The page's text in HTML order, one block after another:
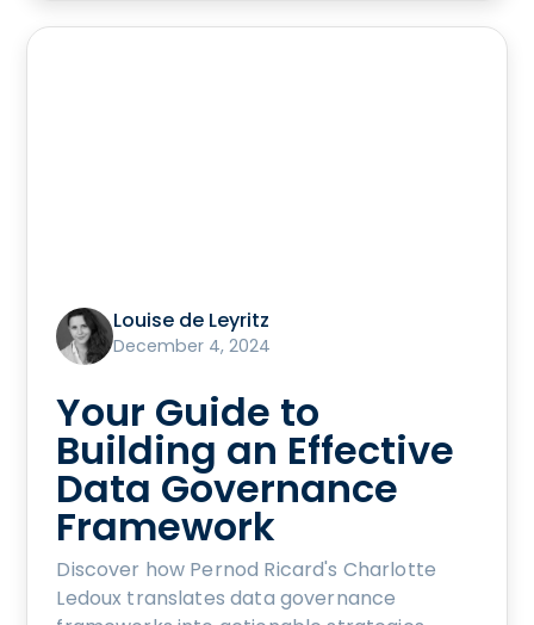
Louise de Leyritz
December 4, 2024
Your Guide to
Building an Effective
Data Governance
Framework
Discover how Pernod Ricard's Charlotte
Ledoux translates data governance